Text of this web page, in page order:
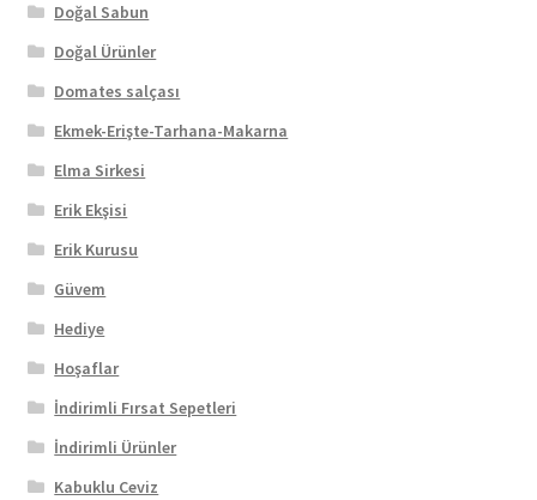
Doğal Sabun
Doğal Ürünler
Domates salçası
Ekmek-Erişte-Tarhana-Makarna
Elma Sirkesi
Erik Ekşisi
Erik Kurusu
Güvem
Hediye
Hoşaflar
İndirimli Fırsat Sepetleri
İndirimli Ürünler
Kabuklu Ceviz